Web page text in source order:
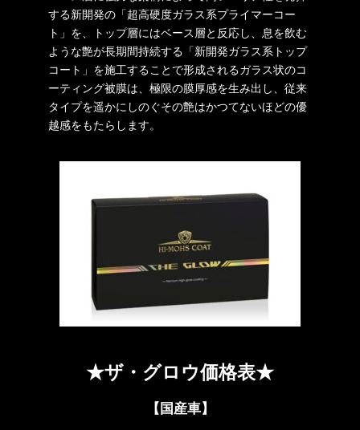
する新開発の「超高硬度ガラス系プライマーコー
ト」を、トップ層にはベース層と反応し、息を飲む
ような艶が長期間持続する「新開発ガラス系トップ
コート」を施工することで形成されるガラス状のコ
ーティング被膜は、極限の膜厚感を生み出し、従来
タイプを遥かにしのぐその艶はかつてないほどの優
越感をもたらします。
★ザ・グロウ価格表★
【国産車】